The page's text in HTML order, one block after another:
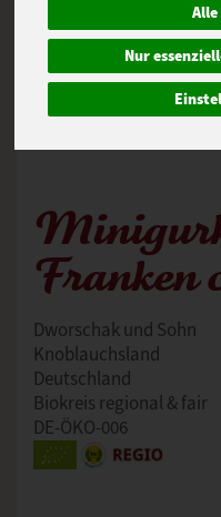
Nur
Franken
Dworschak und Sohn
Knoblauchsland
Deutschland
Biokreis regional & fair
DE-ÖKO-006